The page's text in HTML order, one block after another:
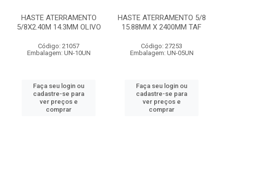
HASTE ATERRAMENTO
5/8X2.40M 14.3MM OLIVO
Código: 21057
Embalagem: UN-10UN
Faça seu login ou
cadastre-se para
ver preços e
comprar
HASTE ATERRAMENTO 5/8
15.88MM X 2400MM TAF
Código: 27253
Embalagem: UN-05UN
Faça seu login ou
cadastre-se para
ver preços e
comprar